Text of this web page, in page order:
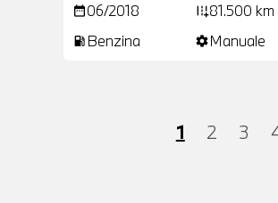
date_range06/2018 add_road81.500 km
local_gas_station Benzina settingsManuale
1 2 3